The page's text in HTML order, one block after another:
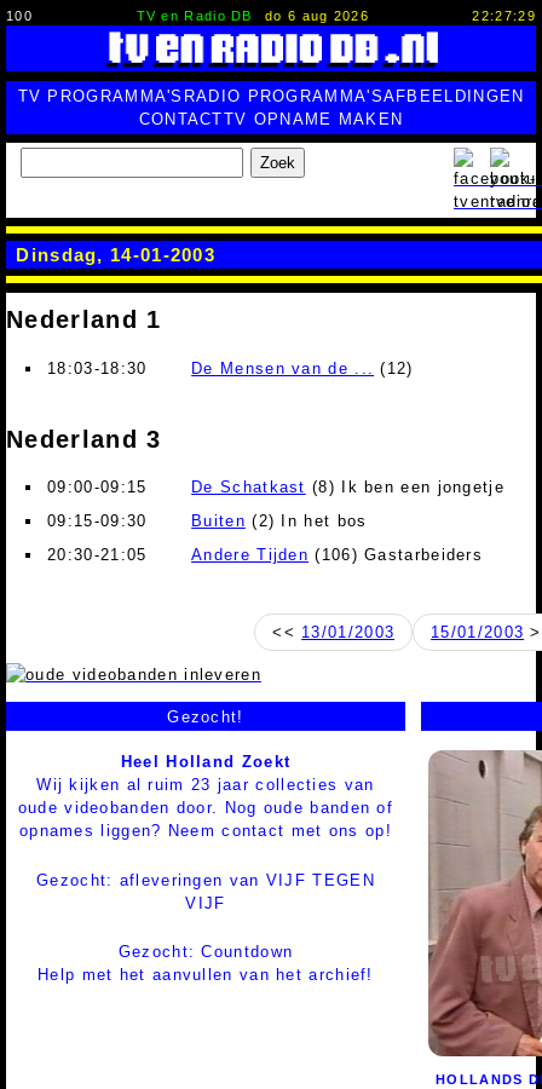
100 TV en Radio DB do 6 aug 2026 22:27:30
TV PROGRAMMA'S RADIO PROGRAMMA'SAFBEELDINGEN
CONTACTTV OPNAME MAKEN
Zoek
Dinsdag, 14-01-2003
Nederland 1
18:03-18:30 De Mensen van de ... (12)
Nederland 3
09:00-09:15 De Schatkast (8) Ik ben een jongetje
09:15-09:30
Buiten (2) In het bos
20:30-21:05
Andere Tijden (106) Gastarbeiders
<< 13/01/2003 15/01/2003
Gezocht!
Heel Holland Zoekt
Wij kijken al ruim 23 jaar collecties van
oude videobanden door. Nog oude banden of
opnames liggen? Neem contact met ons op!
Gezocht: afleveringen van VIJF TEGEN
VIJF
Gezocht: Countdown
Help met het aanvullen van het archief!
HOLLANDS